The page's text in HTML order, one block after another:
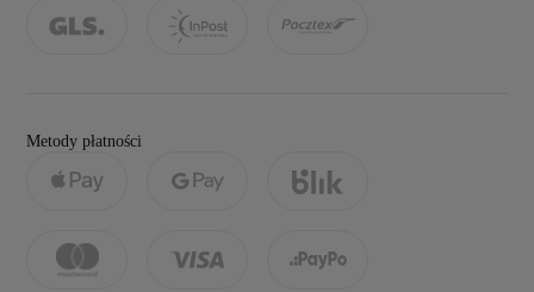
Metody płatności